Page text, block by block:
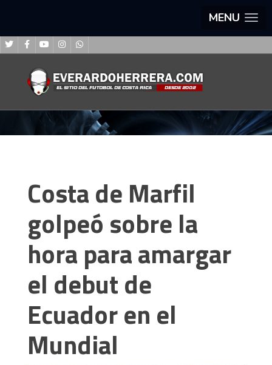
MENU
Costa de Marfil
golpeó sobre la
hora para amargar
el debut de
Ecuador en el
Mundial